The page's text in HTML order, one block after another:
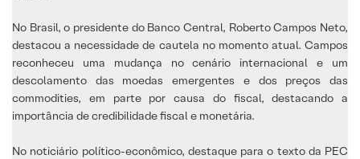
No Brasil, o presidente do Banco Central, Roberto Campos Neto,
destacou a necessidade de cautela no momento atual. Campos
reconheceu uma mudança no cenário internacional e um
descolamento das moedas emergentes e dos preços das
commodities, em parte por causa do fiscal, destacando a
importância de credibilidade fiscal e monetária.
No noticiário político-econômico, destaque para o texto da PEC